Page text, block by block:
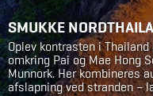
SMUKKE
Oplev kontrasten i
omkring Pai og Mae Hong
Munnork. Her kombineres
afslapning ved stranden –